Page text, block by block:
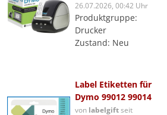
26.07.2026, 00:42 Uhr
Produktgruppe:
Drucker
Zustand: Neu
Label Etiketten für
Dymo 99012 99014
von labelgiftseit